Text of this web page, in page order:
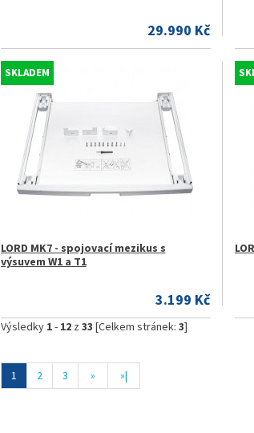
29.990 Kč
SKLADEM
LORD MK7 - spojovací mezikus s
výsuvem W1 a T1
3.199 Kč
Výsledky 1- 12z 33 [Celkem stránek: 3]
1 2 3 » »|